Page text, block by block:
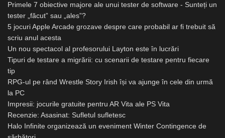
Primele 7 obiective majore ale unui tester de software - Sunteți un
tester „făcut” sau „ales”?
5 jocuri Apple Arcade grozave despre care probabil ar fi trebuit să
scriu anul acesta
Un nou spectacol al profesorului Layton este în lucrări
Tipuri de testare a migrării: cu scenarii de testare pentru fiecare
tip
RPG-ul pe rând Wrestle Story Irish își va ajunge în cele din urmă
la PC
Impresii: jocurile gratuite pentru AR Vita ale PS Vita
Recenzie: Asasinat: Sufletul sufletesc
Halo Infinite organizează un eveniment Winter Contingence de